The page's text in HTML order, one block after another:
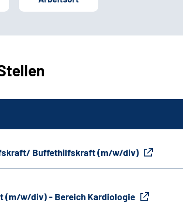
Buffethilfskraft (m/w/div)
(m/w/div) - Bereich Kardiologie